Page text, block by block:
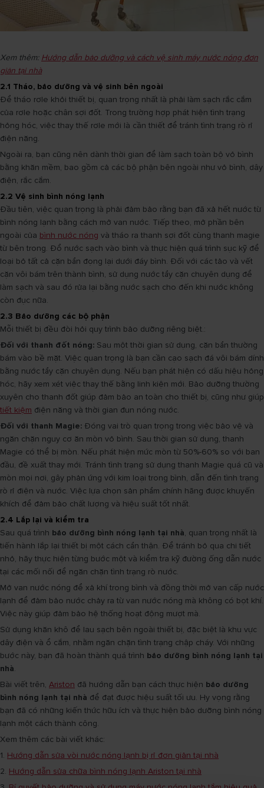
Xem thêm: Hướng dẫn bảo dưỡng và cách vệ sinh máy nước nóng đơn
giản tại nhà
2.1 Tháo, bảo dưỡng và vệ sinh bên ngoài
Để tháo rơle khỏi thiết bị, quan trọng nhất là phải làm sạch rắc cắm
của rơle hoặc chân sợi đốt. Trong trường hợp phát hiện tình trạng
hỏng hóc, việc thay thế rơle mới là cần thiết để tránh tình trạng rò rỉ
điện năng.
Ngoài ra, bạn cũng nên dành thời gian để làm sạch toàn bộ vỏ bình
bằng khăn mềm, bao gồm cả các bộ phận bên ngoài như vỏ bình, dây
điện, rắc cắm.
2.2 Vệ sinh bình nóng lạnh
Đầu tiên, việc quan trọng là phải đảm bảo rằng bạn đã xả hết nước từ
bình nóng lạnh bằng cách mở van nước. Tiếp theo, mở phần bên
ngoài của bình nước nóng và tháo ra thanh sợi đốt cùng thanh magie
từ bên trong. Đổ nước sạch vào bình và thực hiện quá trình sục kỹ để
loại bỏ tất cả cặn bẩn đọng lại dưới đáy bình. Đối với các tảo và vết
cặn vôi bám trên thành bình, sử dụng nước tẩy cặn chuyên dụng để
làm sạch và sau đó rửa lại bằng nước sạch cho đến khi nước không
còn đục nữa.
2.3 Bảo dưỡng các bộ phận
Mỗi thiết bị đều đòi hỏi quy trình bảo dưỡng riêng biệt.:
Đối với thanh đốt nóng: Sau một thời gian sử dụng, cặn bẩn thường
bám vào bề mặt. Việc quan trọng là bạn cần cạo sạch đá vôi bám dính
bằng nước tẩy cặn chuyên dụng. Nếu bạn phát hiện có dấu hiệu hỏng
hóc, hãy xem xét việc thay thế bằng linh kiện mới. Bảo dưỡng thường
xuyên cho thanh đốt giúp đảm bảo an toàn cho thiết bị, cũng như giúp
tiết kiệm điện năng và thời gian đun nóng nước.
Đối với thanh Magie: Đóng vai trò quan trọng trong việc bảo vệ và
ngăn chặn nguy cơ ăn mòn vỏ bình. Sau thời gian sử dụng, thanh
Magie có thể bị mòn. Nếu phát hiện mức mòn từ 50%-60% so với ban
đầu, đề xuất thay mới. Tránh tình trạng sử dụng thanh Magie quá cũ và
mòn mọi nơi, gây phản ứng với kim loại trong bình, dẫn đến tình trạng
rò rỉ điện và nước. Việc lựa chọn sản phẩm chính hãng được khuyến
khích để đảm bảo chất lượng và hiệu suất tốt nhất.
2.4 Lắp lại và kiểm tra
Sau quá trình bảo dưỡng bình nóng lạnh tại nhà, quan trọng nhất là
tiến hành lắp lại thiết bị một cách cẩn thận. Để tránh bỏ qua chi tiết
nhỏ, hãy thực hiện từng bước một và kiểm tra kỹ đường ống dẫn nước
tại các mối nối để ngăn chặn tình trạng rò nước.
Mở van nước nóng để xả khí trong bình và đồng thời mở van cấp nước
lạnh để đảm bảo nước chảy ra từ van nước nóng mà không có bọt khí.
Việc này giúp đảm bảo hệ thống hoạt động mượt mà.
Sử dụng khăn khô để lau sạch bên ngoài thiết bị, đặc biệt là khu vực
dây điện và ổ cắm, nhằm ngăn chặn tình trạng chập cháy. Với những
bước này, bạn đã hoàn thành quá trình bảo dưỡng bình nóng lạnh tại
nhà.
Bài viết trên, Ariston đã hướng dẫn bạn cách thực hiện bảo dưỡng
bình nóng lạnh tại nhà để đạt được hiệu suất tối ưu. Hy vọng rằng
bạn đã có những kiến thức hữu ích và thực hiện bảo dưỡng bình nóng
lạnh một cách thành công.
Xem thêm các bài viết khác:
1. Hướng dẫn sửa vòi nước nóng lạnh bị rỉ đơn giản tại nhà
2. Hướng dẫn sửa chữa bình nóng lạnh Ariston tại nhà